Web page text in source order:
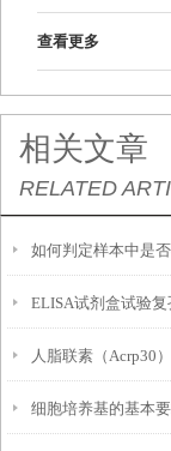
查看更多
相关文章
RELATED
如何判定样本中是
子？
ELISA试剂盒试验
及建议方案
人脂联素（Acrp30
意事项
细胞培养基的基本